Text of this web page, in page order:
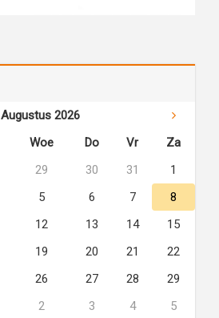
Augustus 2026
Woe Do Vr
Za
29 30 31
1
5 6 7
8
12 13 14
15
19 20 21
22
26 27 28
29
2 3 4 5